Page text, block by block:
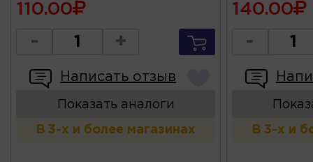
110.00
- +
Написать отзыв
Показать аналоги
В 3-х и более магазинах
140.00
-
В 3-х и